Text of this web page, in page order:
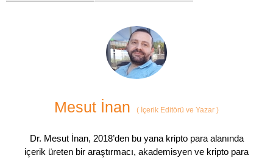
Mesut İnan ( İçerik Editörü ve Yazar )
Dr. Mesut İnan, 2018’den bu yana kripto para alanında
içerik üreten bir araştırmacı, akademisyen ve kripto para